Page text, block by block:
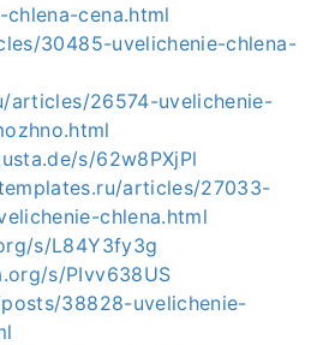
cena.html
30485-uvelichenie-chlena-
articles/26574-uvelichenie-
s/62w8PXjPl
articles/27033-
chlena.html
s/L84Y3fy3g
s/PIvv638US
38828-uvelichenie-